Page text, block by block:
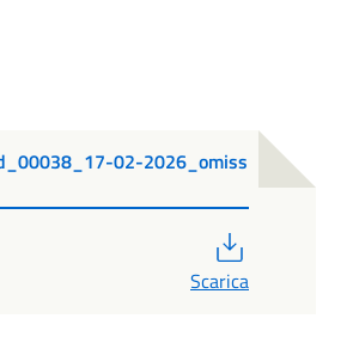
02-2026_omiss
Scarica